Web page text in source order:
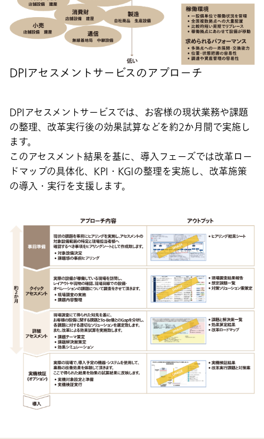
DPIアセスメントサービスのアプローチ
DPIアセスメントサービスでは、お客様の現状業務や課題
の整理、改革実行後の効果試算などを約2か月間で実施し
ます。
このアセスメント結果を基に、導入フェーズでは改革ロー
ドマップの具体化、KPI・KGIの整理を実施し、改革施策
の導入・実行を支援します。